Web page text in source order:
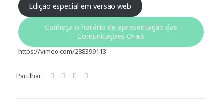
Edição especial em versão web
Conheça o horário de apresentação das
Comunicações Orais
https://vimeo.com/288399113
Partilhar